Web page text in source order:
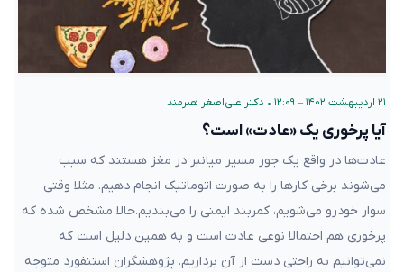
۲۱ اردیبهشت ۱۴۰۲ – ۱۲:۰۹ • دکتر علی‌اصغر هنرمند
آیا پرخوری یک «عادت» است؟
عادت‌ها در واقع یک جور مسیر میانبر در مغز هستند که سبب
می‌شوند برخی کارها را به صورت اتوماتیک انجام دهیم. مثلا وقتی
سوار خودرو می‌شویم، کمربند ایمنی را می‌بندیم.حالا مشخص شده که
پرخوری هم احتمالا نوعی عادت است و به همین دلیل است که
نمی‌توانیم به راحتی دست از آن برداریم. پژوهشگران استنفورد متوجه